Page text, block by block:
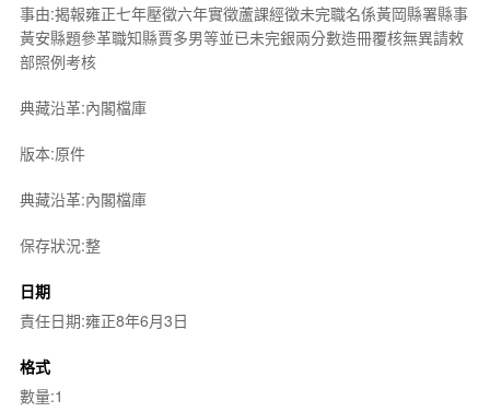
事由:揭報雍正七年壓徵六年實徵蘆課經徵未完職名係黃岡縣署縣事
黃安縣題參革職知縣賈多男等並已未完銀兩分數造冊覆核無異請敕
部照例考核
典藏沿革:內閣檔庫
版本:原件
典藏沿革:內閣檔庫
保存狀況:整
日期
責任日期:雍正8年6月3日
格式
數量:1